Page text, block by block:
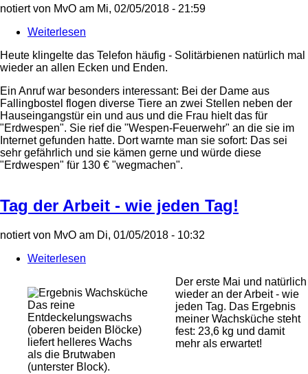
notiert von MvO am Mi, 02/05/2018 - 21:59
Weiterlesen
Abocke!
Kammerjäger
aus
harmlosen
Mauerbienen
Erdwespen!
Heute klingelte das Telefon häufig - Solitärbienen natürlich mal
wieder an allen Ecken und Enden.
Ein Anruf war besonders interessant: Bei der Dame aus
Fallingbostel flogen diverse Tiere an zwei Stellen neben der
Hauseingangstür ein und aus und die Frau hielt das für
"Erdwespen". Sie rief die "Wespen-Feuerwehr" an die sie im
Internet gefunden hatte. Dort warnte man sie sofort: Das sei
sehr gefährlich und sie kämen gerne und würde diese
"Erdwespen" für 130 € "wegmachen".
Tag der Arbeit - wie jeden Tag!
notiert von MvO am Di, 01/05/2018 - 10:32
Weiterlesen
Arbeit
wie
jeden
Tag!
Das reine
Entdeckelungswachs
(oberen beiden Blöcke)
liefert helleres Wachs
als die Brutwaben
(unterster Block).
Der erste Mai und natürlich
wieder an der Arbeit - wie
jeden Tag. Das Ergebnis
meiner Wachsküche steht
fest: 23,6 kg und damit
mehr als erwartet!